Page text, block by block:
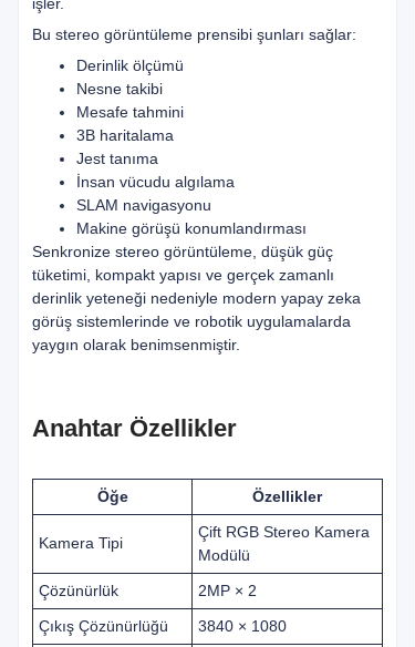
Bu stereo görüntüleme prensibi şunları sağlar:
Derinlik ölçümü
Nesne takibi
Mesafe tahmini
3B haritalama
Jest tanıma
İnsan vücudu algılama
SLAM navigasyonu
Makine görüşü konumlandırması
Senkronize stereo görüntüleme, düşük güç
tüketimi, kompakt yapısı ve gerçek zamanlı
derinlik yeteneği nedeniyle modern yapay zeka
görüş sistemlerinde ve robotik uygulamalarda
yaygın olarak benimsenmiştir.
Anahtar Özellikler
Öğe Özellikler
Kamera Tipi
Çift RGB Stereo Kamera
Modülü
Çözünürlük
2MP × 2
Çıkış Çözünürlüğü
3840 × 1080